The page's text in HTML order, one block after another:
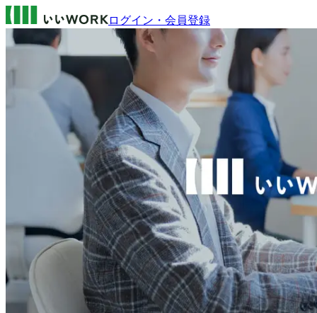
ログイン・会員登録